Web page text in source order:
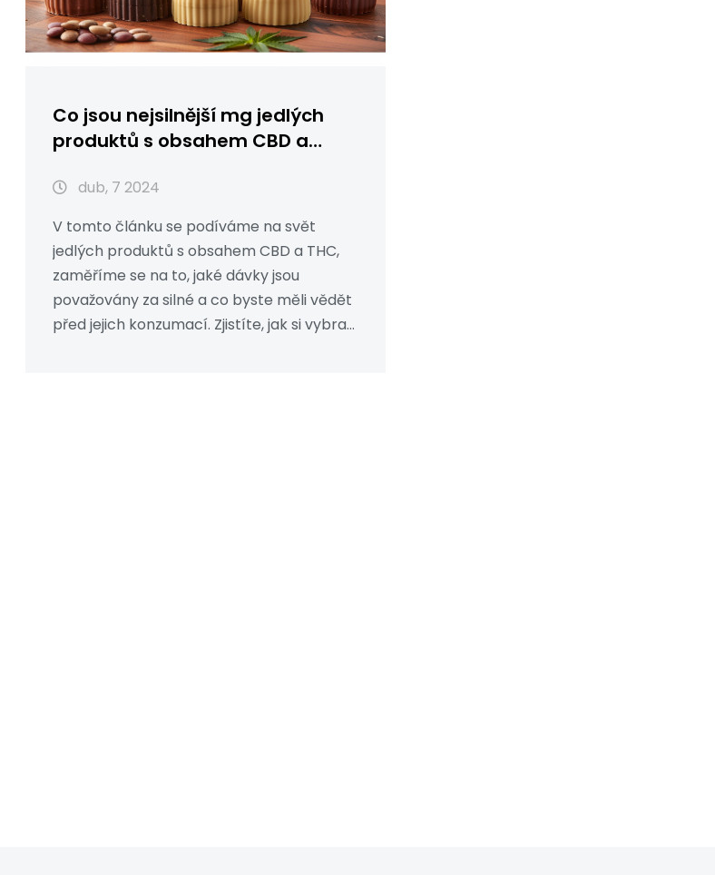
Co jsou nejsilnější mg jedlých
produktů s obsahem CBD a
dub, 7 2024
V tomto článku se podíváme na svět
jedlých produktů s obsahem CBD a THC,
zaměříme se na to, jaké dávky jsou
považovány za silné a co byste měli vědět
před jejich konzumací. Zjistíte, jak si vybrat